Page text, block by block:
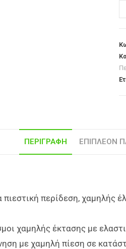
ΠΕΡΙΓΡΑΦΉ ΕΠΙΠΛΈΟΝ
περίδεση, χαμηλής
χαμηλής έκτασης με
με χαμηλή πίεση σε